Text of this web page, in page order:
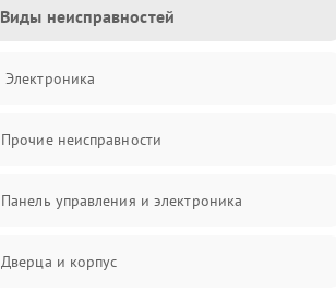
Виды неисправностей
Электроника
Прочие неисправности
Панель управления и электроника
Дверца и корпус